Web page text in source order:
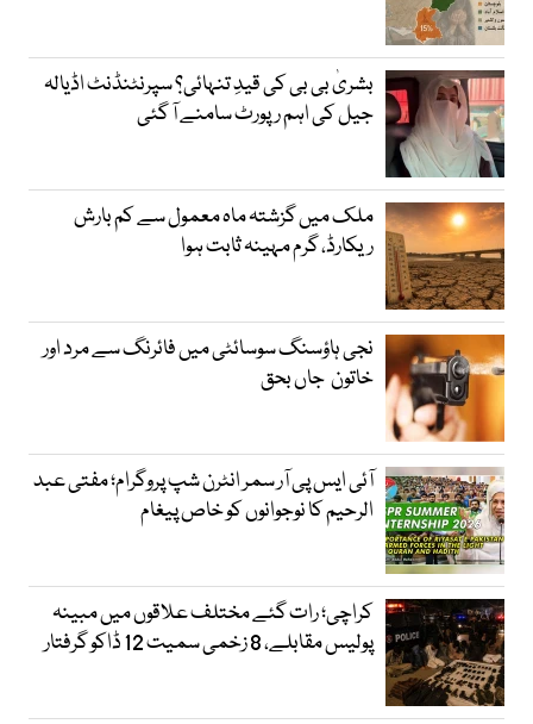
بشریٰ بی بی کی قیدِ تنہائی؟ سپرنٹنڈنٹ اڈیالہ
جیل کی اہم رپورٹ سامنے آ گئی
ملک میں گزشتہ ماہ معمول سے کم بارش
ریکارڈ، گرم مہینہ ثابت ہوا
نجی ہاؤسنگ سوسائٹی میں فائرنگ سے مرد اور
خاتون جاں بحق
آئی ایس پی آر سمر انٹرن شپ پروگرام؛ مفتی عبد
الرحیم کا نوجوانوں کو خاص پیغام
کراچی؛ رات گئے مختلف علاقوں میں مبینہ
پولیس مقابلے، 8 زخمی سمیت 12 ڈاکو گرفتار